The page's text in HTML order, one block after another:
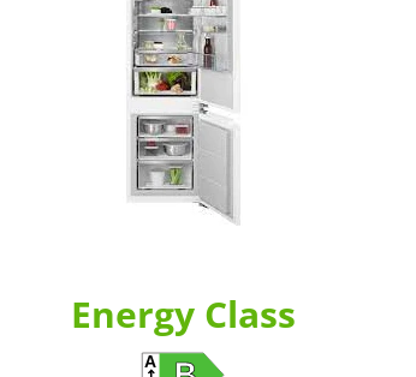
Energy Class